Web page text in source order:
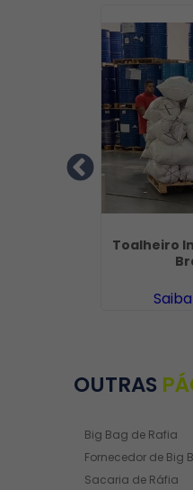
Toalheiro
OUTRAS
Big Bag de Rafia
Fornecedor de Big
Sacaria de Ráfia